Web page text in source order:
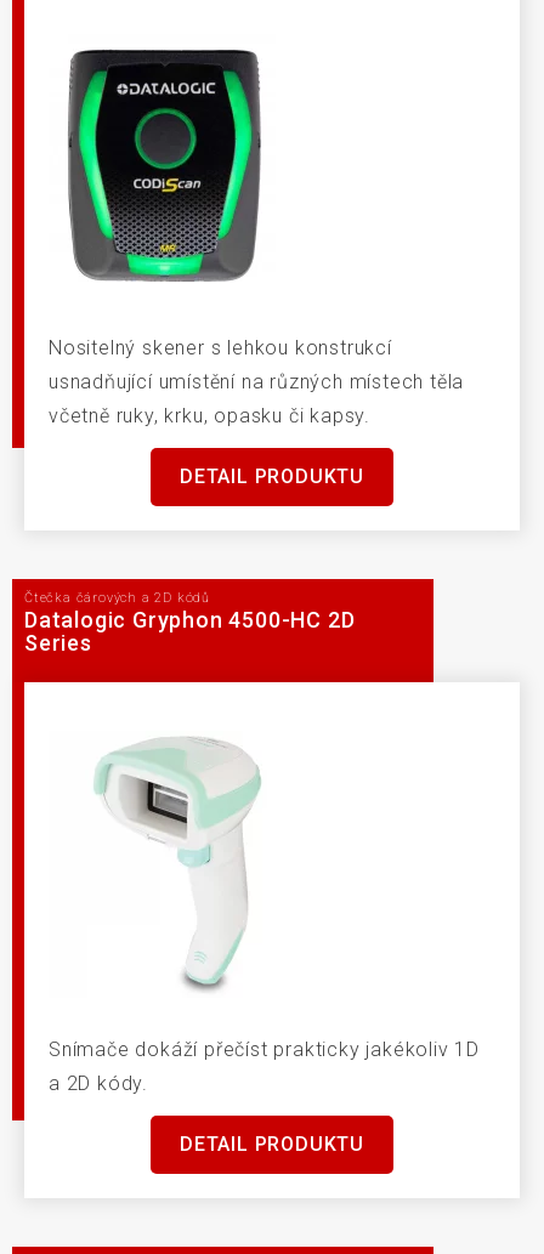
Nositelný skener s lehkou konstrukcí
usnadňující umístění na různých místech těla
včetně ruky, krku, opasku či kapsy.
DETAIL PRODUKTU
Čtečka čárových a 2D kódů
Datalogic Gryphon 4500-HC 2D
Series
Snímače dokáží přečíst prakticky jakékoliv 1D
a 2D kódy.
DETAIL PRODUKTU